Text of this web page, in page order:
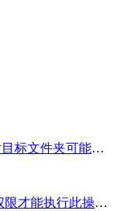
可以缩短文件名”的问题
行此操作”的问题